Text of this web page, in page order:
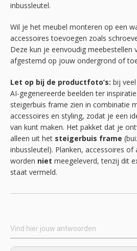
inbussleutel.
Wil je het meubel monteren op een
accessoires toevoegen zoals
Deze kun je eenvoudig meebestellen
afgestemd op jouw ondergrond of
Let op bij de productfoto’s: bij
AI-gegenereerde beelden ter
steigerbuis frame zien in combinatie
accessoires en styling, zodat je een
van kunt maken. Het pakket dat je
alleen uit het steigerbuis frame
inbussleutel). Planken, accessoires
worden niet meegeleverd, tenzij dit
staat vermeld.